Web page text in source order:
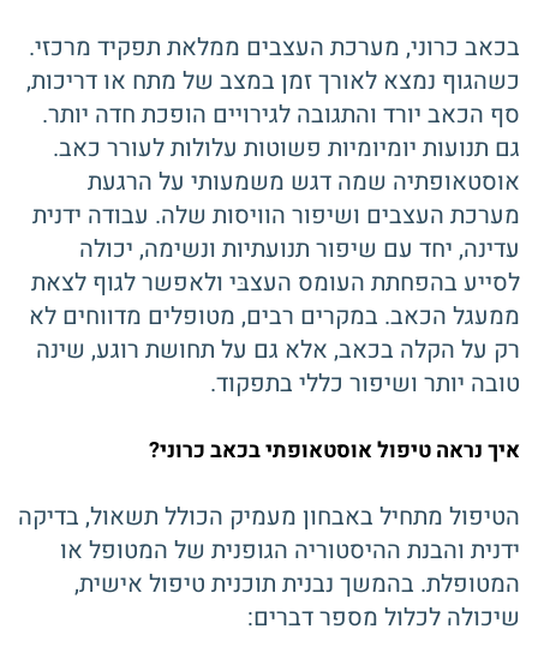
בכאב כרוני, מערכת העצבים ממלאת תפקיד מרכזי.
כשהגוף נמצא לאורך זמן במצב של מתח או דריכות,
סף הכאב יורד והתגובה לגירויים הופכת חדה יותר.
גם תנועות יומיומיות פשוטות עלולות לעורר כאב.
אוסטאופתיה שמה דגש משמעותי על הרגעת
מערכת העצבים ושיפור הוויסות שלה. עבודה ידנית
עדינה, יחד עם שיפור תנועתיות ונשימה, יכולה
לסייע בהפחתת העומס העצבּי ולאפשר לגוף לצאת
ממעגל הכאב. במקרים רבים, מטופלים מדווחים לא
רק על הקלה בכאב, אלא גם על תחושת רוגע, שינה
טובה יותר ושיפור כללי בתפקוד.
איך נראה טיפול אוסטאופתי בכאב כרוני?
הטיפול מתחיל באבחון מעמיק הכולל תשאול, בדיקה
ידנית והבנת ההיסטוריה הגופנית של המטופל או
המטופלת. בהמשך נבנית תוכנית טיפול אישית,
שיכולה לכלול מספר דברים: